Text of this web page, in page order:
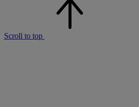
Scroll to top